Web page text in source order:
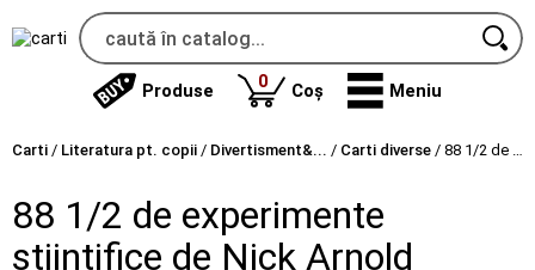
Produse 0produse
Coș Meniu
Carti / Literatura pt. copii / Divertisment&... / Carti diverse / 88 1/2 de experimente stiintifice de Nick Arnold
88 1/2 de experimente
stiintifice de Nick Arnold